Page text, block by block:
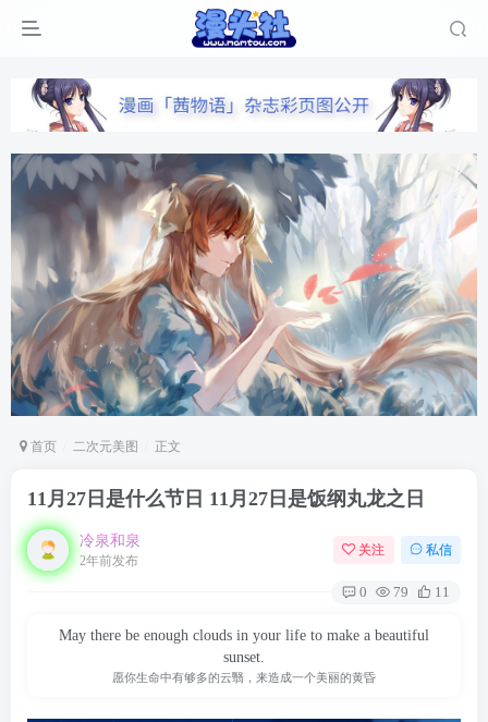
首页 二次元美图 正文
11月27日是什么节日 11月27日是饭纲丸龙之日
冷泉和泉
2年前发布
关注 私信
0 79 11
May there be enough clouds in your life to make a beautiful
sunset.
愿你生命中有够多的云翳，来造成一个美丽的黄昏